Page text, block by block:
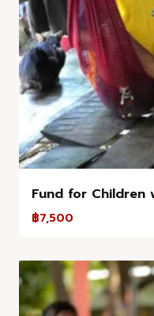
Fund for Children
฿7,500